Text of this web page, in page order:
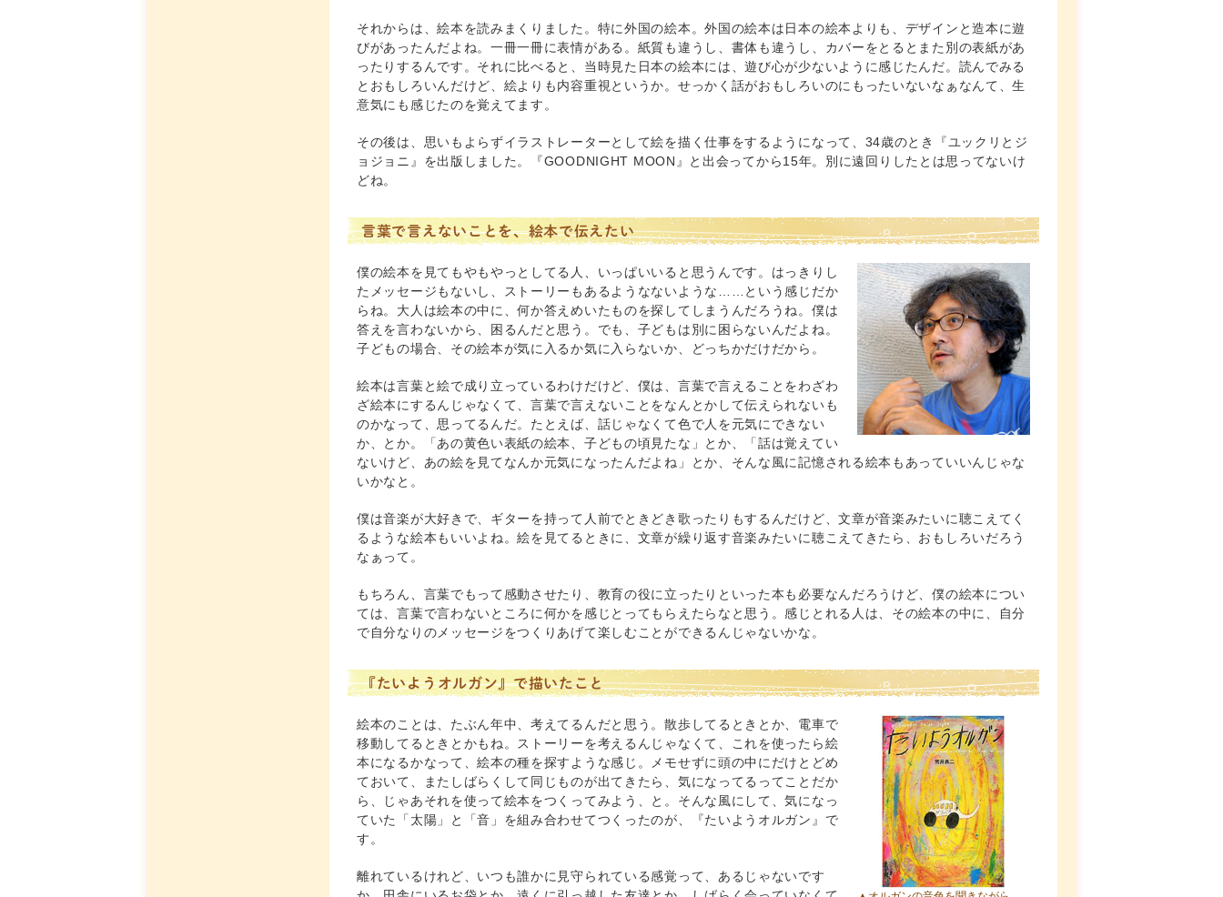
それからは、絵本を読みまくりました。特に外国の絵本。外国の絵本は日本の絵本よりも、デザインと造本に遊
びがあったんだよね。一冊一冊に表情がある。紙質も違うし、書体も違うし、カバーをとるとまた別の表紙があ
ったりするんです。それに比べると、当時見た日本の絵本には、遊び心が少ないように感じたんだ。読んでみる
とおもしろいんだけど、絵よりも内容重視というか。せっかく話がおもしろいのにもったいないなぁなんて、生
意気にも感じたのを覚えてます。
その後は、思いもよらずイラストレーターとして絵を描く仕事をするようになって、34歳のとき『ユックリとジ
ョジョニ』を出版しました。『GOODNIGHT MOON』と出会ってから15年。別に遠回りしたとは思ってないけ
どね。
言葉で言えないことを、絵本で伝えたい
僕の絵本を見てもやもやっとしてる人、いっぱいいると思うんです。はっきりし
たメッセージもないし、ストーリーもあるようなないような……という感じだか
らね。大人は絵本の中に、何か答えめいたものを探してしまうんだろうね。僕は
答えを言わないから、困るんだと思う。でも、子どもは別に困らないんだよね。
子どもの場合、その絵本が気に入るか気に入らないか、どっちかだけだから。
絵本は言葉と絵で成り立っているわけだけど、僕は、言葉で言えることをわざわ
ざ絵本にするんじゃなくて、言葉で言えないことをなんとかして伝えられないも
のかなって、思ってるんだ。たとえば、話じゃなくて色で人を元気にできない
か、とか。「あの黄色い表紙の絵本、子どもの頃見たな」とか、「話は覚えてい
ないけど、あの絵を見てなんか元気になったんだよね」とか、そんな風に記憶される絵本もあっていいんじゃな
いかなと。
僕は音楽が大好きで、ギターを持って人前でときどき歌ったりもするんだけど、文章が音楽みたいに聴こえてく
るような絵本もいいよね。絵を見てるときに、文章が繰り返す音楽みたいに聴こえてきたら、おもしろいだろう
なぁって。
もちろん、言葉でもって感動させたり、教育の役に立ったりといった本も必要なんだろうけど、僕の絵本につい
ては、言葉で言わないところに何かを感じとってもらえたらなと思う。感じとれる人は、その絵本の中に、自分
で自分なりのメッセージをつくりあげて楽しむことができるんじゃないかな。
『たいようオルガン』で描いたこと
絵本のことは、たぶん年中、考えてるんだと思う。散歩してるときとか、電車で
移動してるときとかもね。ストーリーを考えるんじゃなくて、これを使ったら絵
本になるかなって、絵本の種を探すような感じ。メモせずに頭の中にだけとどめ
ておいて、またしばらくして同じものが出てきたら、気になってるってことだか
ら、じゃあそれを使って絵本をつくってみよう、と。そんな風にして、気になっ
ていた「太陽」と「音」を組み合わせてつくったのが、『たいようオルガン』で
す。
離れているけれど、いつも誰かに見守られている感覚って、あるじゃないです